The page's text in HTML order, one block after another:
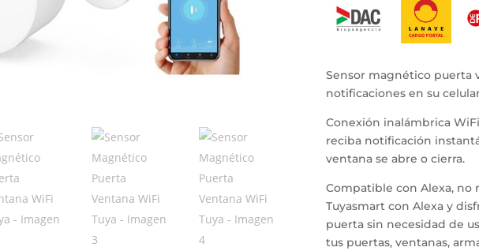
Sensor magnético puerta
notificaciones en su
Conexión inalámbrica
reciba notificación
ventana se abre o cierra.
Compatible con Alexa, no
Tuyasmart con Alexa y
puerta sin necesidad de
tus puertas, ventanas,